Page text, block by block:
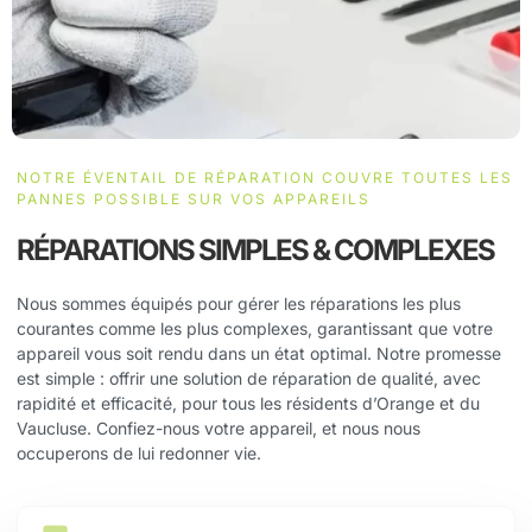
avec l’expertise technique et la qualité de montage
garanties par AFR-INFORMATIQUE. Nous utilisons notre
équipement de pointe, comme notre microscope
électronique et notre station d’air chaud, pour assurer que
la pièce que vous avez procurée est installée avec le plus
grand soin et dans le respect des normes les plus strictes.
prêts à installer des pièces fournies par les clients, la
prestation de service elle-même et non à la pièce fournie.
Cette politique nous permet de maintenir notre standard de
peuvent avoir besoin.
Trempé, Film hydrogel sur mesure, Coques, Câbles,
Chargeur, …
NOTRE ÉVENTAIL DE RÉPARATION COUVRE TOUTES LES
PANNES POSSIBLE SUR VOS APPAREILS
RÉPARATIONS SIMPLES & COMPLEXES
Nous sommes équipés pour gérer les réparations les plus
courantes comme les plus complexes, garantissant que votre
appareil vous soit rendu dans un état optimal. Notre promesse
est simple : offrir une solution de réparation de qualité, avec
rapidité et efficacité, pour tous les résidents d’Orange et du
Vaucluse. Confiez-nous votre appareil, et nous nous
occuperons de lui redonner vie.